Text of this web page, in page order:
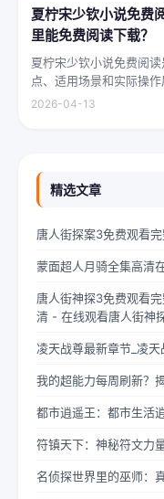
夏柠宋少钦小说免费
里能免费阅读下载？
夏柠宋少钦小说免费阅
点、适用场景和实际操
透过梧桐树叶的缝隙，
2026-04-13
精选文章
唐人街探案3免费观看
蒙面超人月骑全集高清
唐人街神探3免费观看
清 - 在线观看唐人街神
凌天战尊最新章节_凌
我的超能力每周刷新？
都市逍遥王：都市生活
符镇天下：神秘符文力
名侦探世界里的巫师：